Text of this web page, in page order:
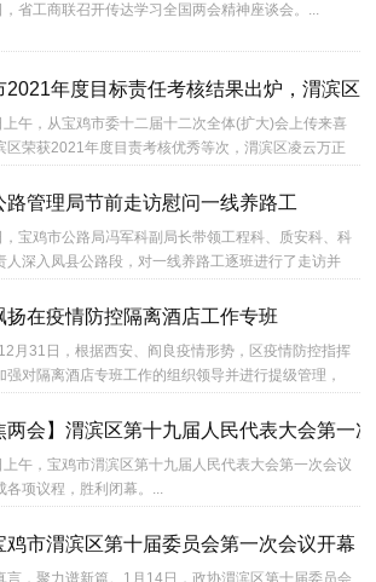
省工商联召开传达学习全国两会精神座谈会。...
2021年度目标责任考核结果出炉，渭滨区
午，从宝鸡市委十二届十二次全体(扩大)会上传来喜
区荣获2021年度目责考核优秀等次，渭滨区凌云万正
路管理局节前走访慰问一线养路工
，宝鸡市公路局冯军科副局长带领工程科、质安科、科
人深入凤县公路段，对一线养路工逐班进行了走访并
扬在疫情防控隔离酒店工作专班
月31日，根据西安、阎良疫情形势，区疫情防控指挥
强对隔离酒店专班工作的组织领导并进行提级管理，
两会】渭滨区第十九届人民代表大会第一
午，宝鸡市渭滨区第十九届人民代表大会第一次会议
各项议程，胜利闭幕。...
鸡市渭滨区第十届委员会第一次会议开幕
言，聚力谱新篇。1月14日，政协渭滨区第十届委员会